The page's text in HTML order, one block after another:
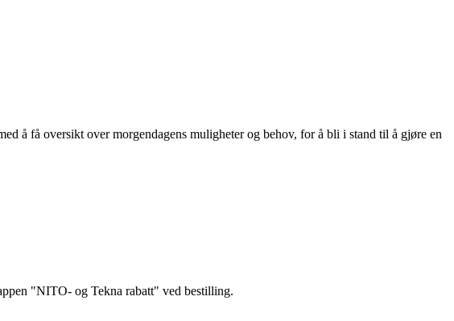
å få oversikt over morgendagens muligheter og behov, for å bli i stand til å gjøre en
"NITO- og Tekna rabatt" ved bestilling.